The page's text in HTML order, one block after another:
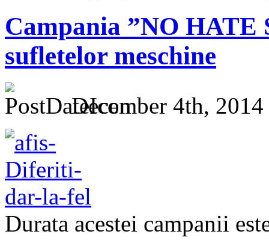
Campania ”NO HATE
sufletelor meschine
December 4th,
Durata acestei campanii